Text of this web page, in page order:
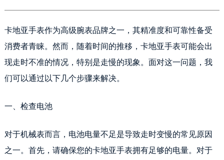
卡地亚手表作为高级腕表品牌之一，其精准度和可靠性备受
消费者青睐。然而，随着时间的推移，卡地亚手表可能会出
现走时不准的情况，特别是走慢的现象。面对这一问题，我
们可以通过以下几个步骤来解决。
一、检查电池
对于机械表而言，电池电量不足是导致走时变慢的常见原因
之一。首先，请确保您的卡地亚手表拥有足够的电量。对于